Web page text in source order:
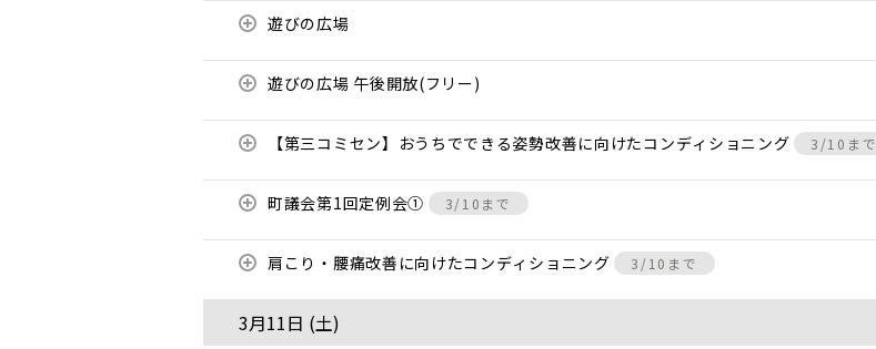
遊びの広場
遊びの広場 午後開放(フリー)
【第三コミセン】おうちでできる姿勢改善に向けたコンディショニング 3/10まで
町議会第1回定例会① 3/10まで
肩こり・腰痛改善に向けたコンディショニング 3/10まで
3月11日 (土)